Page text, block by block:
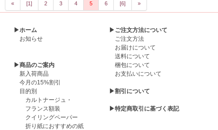
« [1] 2 3 4 5 6 [6] »
▶ホーム
お知らせ
▶商品のご案内
新入荷商品
今月の15%割引
目的別
カルトナージュ・
フランス額装
クイリングペーパー
折り紙におすすめの紙
▶ご注文方法について
ご注文方法
お届けについて
送料について
梱包について
お支払いについて
▶割引について
▶特定商取引に基づく表記